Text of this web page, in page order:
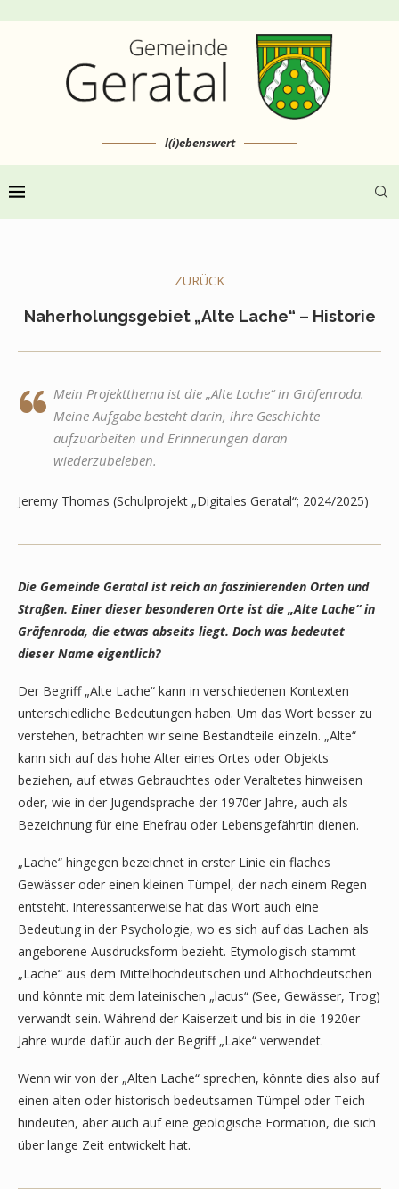
l(i)ebenswert
ZURÜCK
Naherholungsgebiet „Alte Lache“ – Historie
Mein Projektthema ist die „Alte Lache“ in Gräfenroda.
Meine Aufgabe besteht darin, ihre Geschichte
aufzuarbeiten und Erinnerungen daran
wiederzubeleben.
Jeremy Thomas (Schulprojekt „Digitales Geratal“; 2024/2025)
Die Gemeinde Geratal ist reich an faszinierenden Orten und
Straßen. Einer dieser besonderen Orte ist die „Alte Lache“ in
Gräfenroda, die etwas abseits liegt. Doch was bedeutet
dieser Name eigentlich?
Der Begriff „Alte Lache“ kann in verschiedenen Kontexten
unterschiedliche Bedeutungen haben. Um das Wort besser zu
verstehen, betrachten wir seine Bestandteile einzeln. „Alte“
kann sich auf das hohe Alter eines Ortes oder Objekts
beziehen, auf etwas Gebrauchtes oder Veraltetes hinweisen
oder, wie in der Jugendsprache der 1970er Jahre, auch als
Bezeichnung für eine Ehefrau oder Lebensgefährtin dienen.
„Lache“ hingegen bezeichnet in erster Linie ein flaches
Gewässer oder einen kleinen Tümpel, der nach einem Regen
entsteht. Interessanterweise hat das Wort auch eine
Bedeutung in der Psychologie, wo es sich auf das Lachen als
angeborene Ausdrucksform bezieht. Etymologisch stammt
„Lache“ aus dem Mittelhochdeutschen und Althochdeutschen
und könnte mit dem lateinischen „lacus“ (See, Gewässer, Trog)
verwandt sein. Während der Kaiserzeit und bis in die 1920er
Jahre wurde dafür auch der Begriff „Lake“ verwendet.
Wenn wir von der „Alten Lache“ sprechen, könnte dies also auf
einen alten oder historisch bedeutsamen Tümpel oder Teich
hindeuten, aber auch auf eine geologische Formation, die sich
über lange Zeit entwickelt hat.